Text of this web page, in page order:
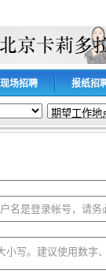
现场招聘 报纸招
名是登录帐号，请务
小写。建议使用数字